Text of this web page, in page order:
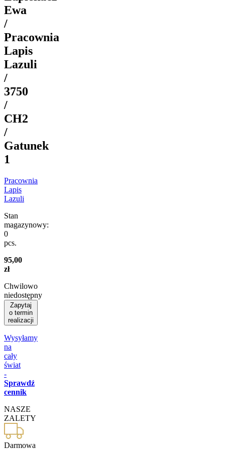
Ewa
/
Pracownia
Lapis
Lazuli
/
3750
/
CH2
/
Gatunek
1
Pracownia
Lapis
Lazuli
Stan
magazynowy:
0
pcs.
95,00
zł
Chwilowo
niedostępny
Zapytaj
o termin
realizacji
Wysyłamy
na
cały
świat
-
Sprawdź
cennik
NASZE
ZALETY
Darmowa